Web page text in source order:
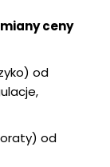
ceny
od
od